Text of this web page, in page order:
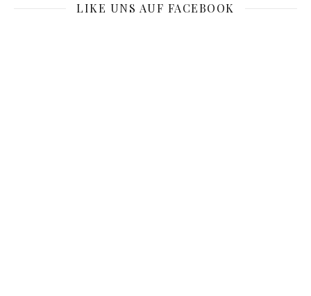
LIKE UNS AUF FACEBOOK